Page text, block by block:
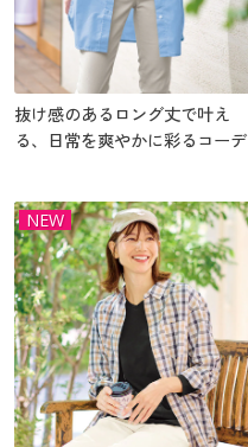
抜け感のあるロング丈で叶え
る、日常を爽やかに彩るコーデ
NEW